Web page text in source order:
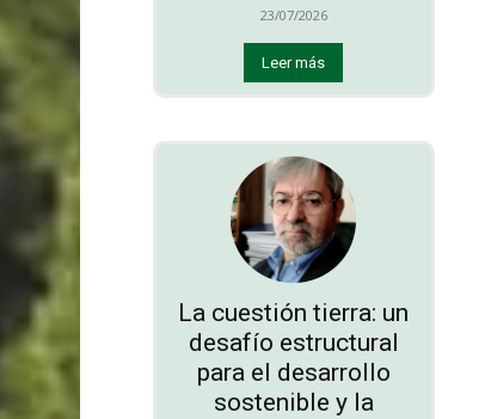
23/07/2026
Leer más
La cuestión tierra: un
desafío estructural
para el desarrollo
sostenible y la